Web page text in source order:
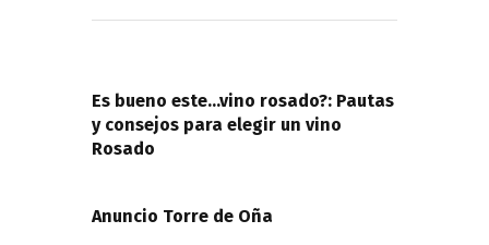
entradas
Es bueno este…vino rosado?: Pautas
y consejos para elegir un vino
Rosado
Anuncio Torre de Oña